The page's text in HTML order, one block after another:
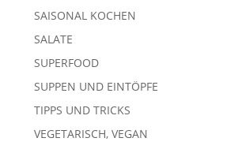
SAISONAL KOCHEN
SALATE
SUPERFOOD
SUPPEN UND EINTÖPFE
TIPPS UND TRICKS
VEGETARISCH, VEGAN